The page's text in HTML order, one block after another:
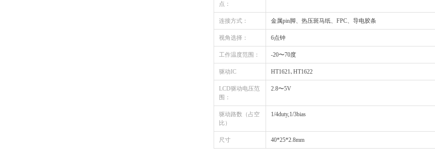
点：
连接方式： 金属pin脚、热压斑马纸、FPC、导电胶条
视角选择： 6点钟
工作温度范围： -20〜70度
驱动IC HT1621､HT1622
LCD驱动电压范
围：
2.8〜5V
驱动路数（占空
比）
1/4duty,1/3bias
尺寸 40*25*2.8mm